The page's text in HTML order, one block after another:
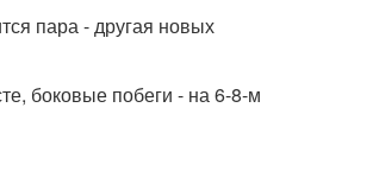
пара - другая новых
боковые побеги - на 6-8-м